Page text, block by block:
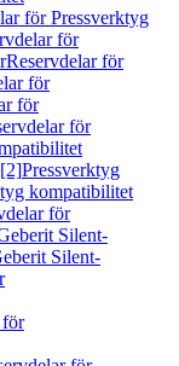
för Pressverktyg
för
Reservdelar för
för
för
för
Pressverktyg
kompatibilitet
för
Silent-
Silent-
för